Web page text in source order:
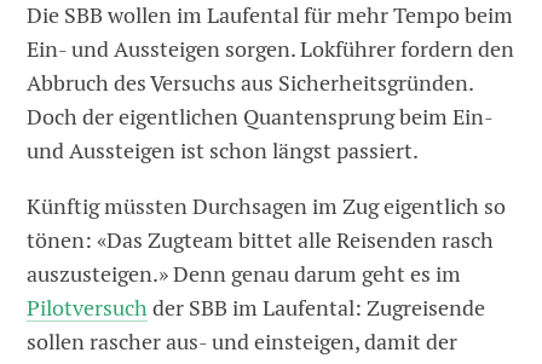
Die SBB wollen im Laufental für mehr Tempo beim
Ein- und Aussteigen sorgen. Lokführer fordern den
Abbruch des Versuchs aus Sicherheitsgründen.
Doch der eigentlichen Quantensprung beim Ein-
und Aussteigen ist schon längst passiert.
Künftig müssten Durchsagen im Zug eigentlich so
tönen: «Das Zugteam bittet alle Reisenden rasch
auszusteigen.» Denn genau darum geht es im
Pilotversuchder SBB im Lau­fental: Zugreisende
sollen rascher aus- und einsteigen, damit der